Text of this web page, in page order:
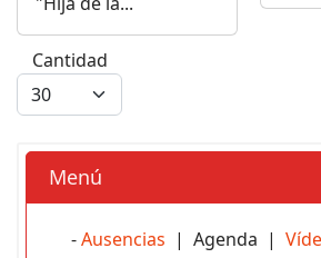
Cantidad
Menú
-Ausencias | Agenda |